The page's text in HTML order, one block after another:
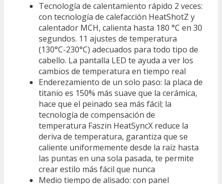
Tecnología de calentamiento rápido 2 veces:
con tecnología de calefacción HeatShotZ y
calentador MCH, calienta hasta 180 °C en 30
segundos. 11 ajustes de temperatura
(130°C-230°C) adecuados para todo tipo de
cabello. La pantalla LED te ayuda a ver los
cambios de temperatura en tiempo real
Enderezamiento de un solo paso: la placa de
titanio es 150% más suave que la cerámica,
hace que el peinado sea más fácil; la
tecnología de compensación de
temperatura Faszin HeatSyncX reduce la
deriva de temperatura, garantiza que se
caliente uniformemente desde la raíz hasta
las puntas en una sola pasada, te permite
crear estilo más fácil que nunca
Medio tiempo de alisado: con panel